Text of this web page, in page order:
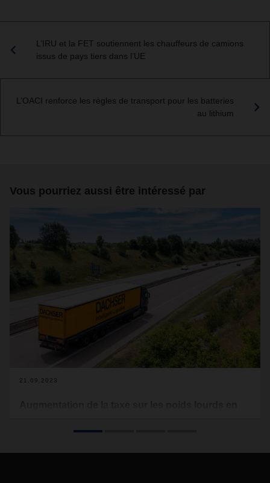
L’IRU et la FET soutiennent les chauffeurs de camions
issus de pays tiers dans l’UE
L’OACI renforce les règles de transport pour les batteries
au lithium
Vous pourriez aussi être intéressé par
21.09.2023
compter du 1er décembre 2023, une nouvelle augmentation